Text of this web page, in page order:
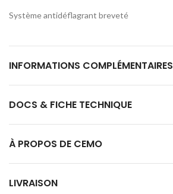
Système antidéflagrant breveté
INFORMATIONS COMPLÉMENTAIRES
DOCS & FICHE TECHNIQUE
À PROPOS DE CEMO
LIVRAISON